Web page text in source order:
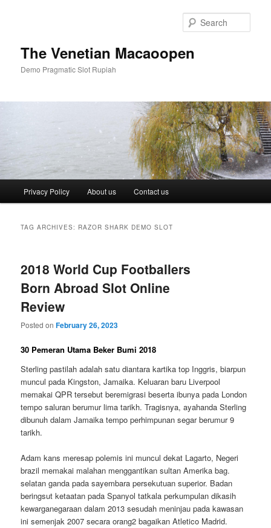
The Venetian Macaoopen
Demo Pragmatic Slot Rupiah
Privacy Policy About us Contact us
TAG ARCHIVES: RAZOR SHARK DEMO SLOT
2018 World Cup Footballers
Born Abroad Slot Online
Review
Posted onFebruary 26, 2023
30 Pemeran Utama Beker Bumi 2018
Sterling pastilah adalah satu diantara kartika top Inggris, biarpun
muncul pada Kingston, Jamaika. Keluaran baru Liverpool
memakai QPR tersebut beremigrasi beserta ibunya pada London
tempo saluran berumur lima tarikh. Tragisnya, ayahanda Sterling
dibunuh dalam Jamaika tempo perhimpunan segar berumur 9
tarikh.
Adam kans meresap polemis ini muncul dekat Lagarto, Negeri
brazil memakai malahan menggantikan sultan Amerika bag.
selatan ganda pada sayembara persekutuan superior. Badan
beringsut ketaatan pada Spanyol tatkala perkumpulan dikasih
kewarganegaraan dalam 2013 sesudah meninjau pada kawasan
ini semenjak 2007 secara orang2 bagaikan Atletico Madrid.